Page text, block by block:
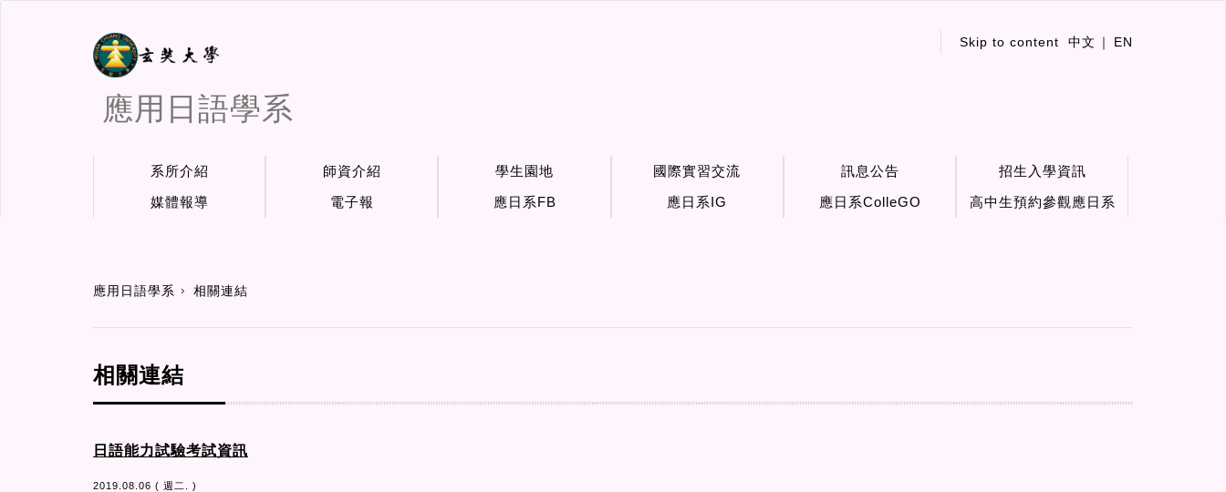
應用日語學系
Skip to content 中文 EN
系所介紹 師資介紹 學生園地 國際實習交流 訊息公告
招生入學資訊
媒體報導
電子報 應日系FB 應日系IG 應日系ColleGO 高中生預約參觀應日系
應用日語學系 相關連結
相關連結
日語能力試驗考試資訊
2019.08.06 ( 週二. )